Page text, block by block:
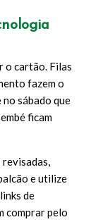
o cartão. Filas
fazem o
sábado que
ficam
revisadas,
e utilize
de
comprar pelo